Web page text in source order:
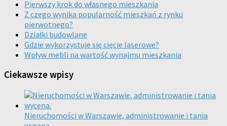
Pierwszy krok do własnego mieszkania
Z czego wynika popularność mieszkań z rynku
pierwotnego?
Działki budowlane
Gdzie wykorzystuje się cięcie laserowe?
Wpływ mebli na wartość wynajmu mieszkania
Ciekawsze wpisy
Nieruchomości w Warszawie, administrowanie i tania